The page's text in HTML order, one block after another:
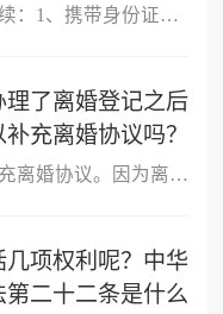
房产过户需要以下手续：1、携带身份证、户口本、婚姻状况证明、购房...
了离婚登记之后
充离婚协议吗？
离婚两年了不可以补充离婚协议。因为离婚协议自双方办理了离婚登记...
项权利呢？中华
二十二条是什么